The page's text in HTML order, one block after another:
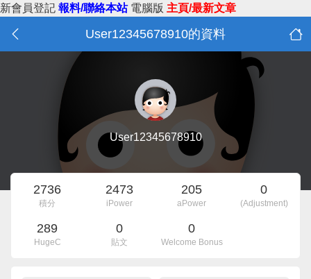
新會員登記 報料/聯絡本站 電腦版 主頁/最新文章
User12345678910的資料
User12345678910
2736
積分
2473
iPower
205
aPower
0
(Adjustment)
289
HugeC
0
貼文
0
Welcome Bonus